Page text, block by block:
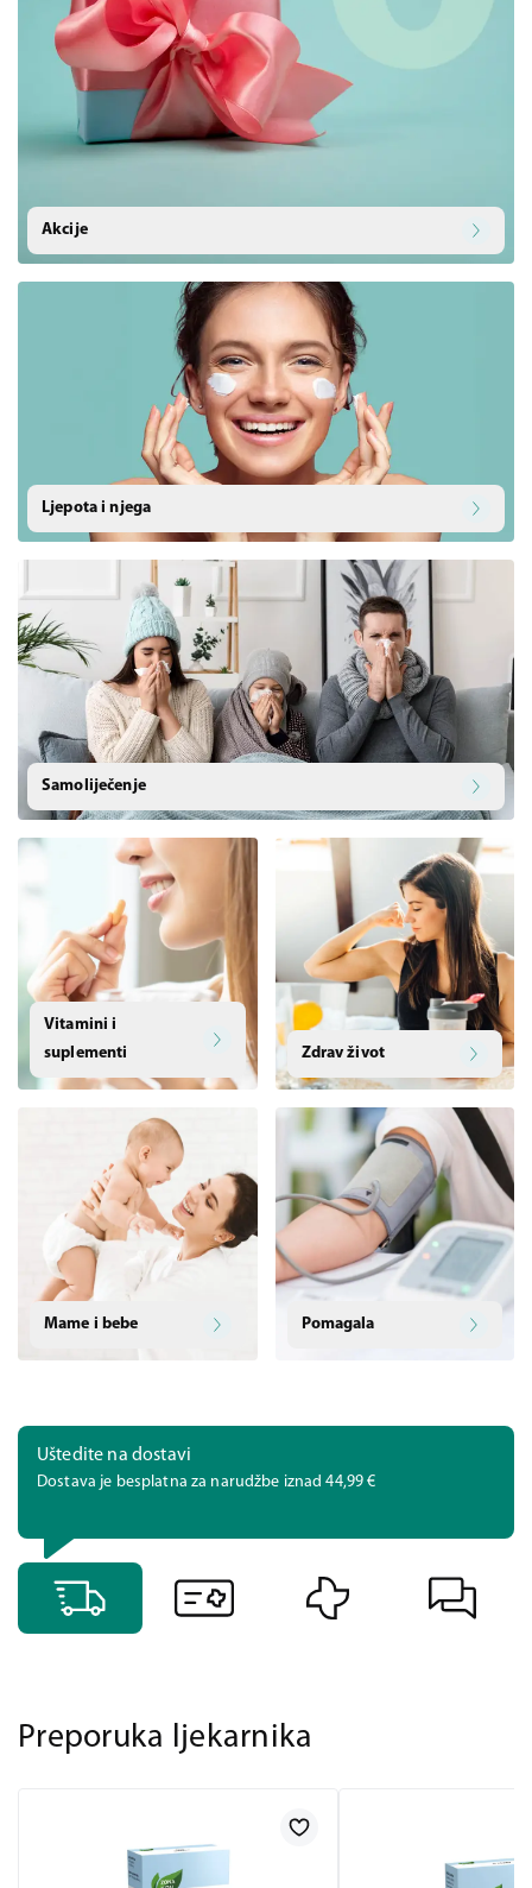
Akcije
Ljepota i njega
Samoliječenje
Vitamini i
suplementi
Zdrav život
Mame i bebe Pomagala
Uštedite na dostavi
Dostava je besplatna za narudžbe iznad 44,99 €
Preporuka ljekarnika